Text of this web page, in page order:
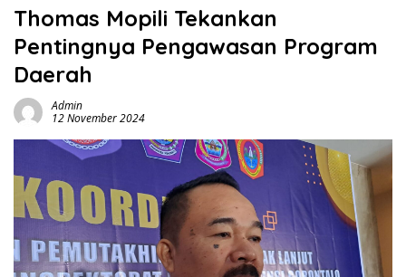
Thomas Mopili Tekankan
Pentingnya Pengawasan Program
Daerah
Admin
12 November 2024